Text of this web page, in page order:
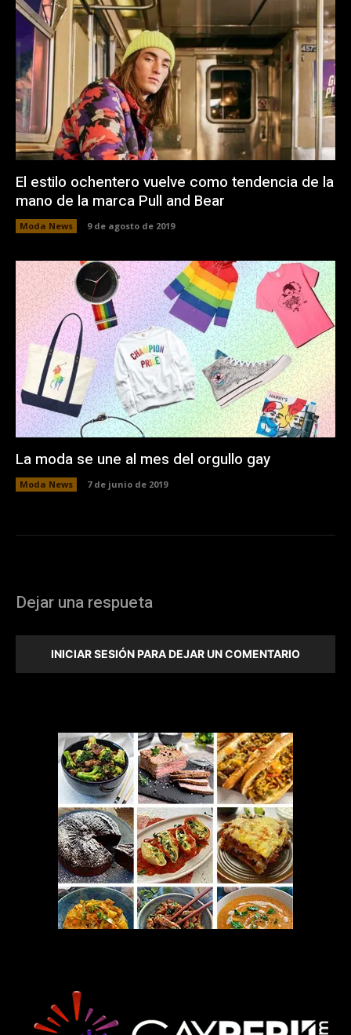
El estilo ochentero vuelve como tendencia de la
mano de la marca Pull and Bear
Moda News 9 de agosto de 2019
La moda se une al mes del orgullo gay
Moda News 7 de junio de 2019
Dejar una respueta
INICIAR SESIÓN PARA DEJAR UN COMENTARIO